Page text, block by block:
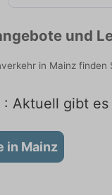
und
in Mainz
Aktuell gibt
in Mainz